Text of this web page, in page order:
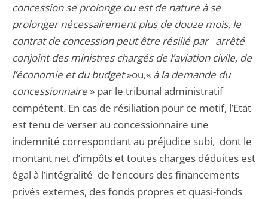
concession se prolonge ou est de nature à se
prolonger nécessairement plus de douze mois, le
contrat de concession peut être résilié par arrêté
conjoint des ministres chargés de l’aviation civile, de
l’économie et du budget»ou,« à la demande du
concessionnaire » par le tribunal administratif
compétent. En cas de résiliation pour ce motif, l’Etat
est tenu de verser au concessionnaire une
indemnité correspondant au préjudice subi, dont le
montant net d’impôts et toutes charges déduites est
égal à l’intégralité de l’encours des financements
privés externes, des fonds propres et quasi-fonds